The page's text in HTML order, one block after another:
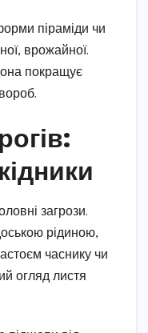
піраміди чи
врожайної.
покращує
загрози.
рідиною,
часнику чи
огляд листя